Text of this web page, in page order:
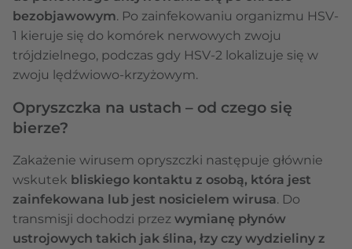
bezobjawowym. Po zainfekowaniu organizmu HSV-
1 kieruje się do komórek nerwowych zwoju
trójdzielnego, podczas gdy HSV-2 lokalizuje się w
zwoju lędźwiowo-krzyżowym.
Opryszczka na ustach – od czego się
bierze?
Zakażenie wirusem opryszczki następuje głównie
wskutek bliskiego kontaktu z osobą, która jest
zainfekowana lub jest nosicielem wirusa. Do
transmisji dochodzi przez wymianę płynów
ustrojowych takich jak ślina, łzy czy wydzieliny z